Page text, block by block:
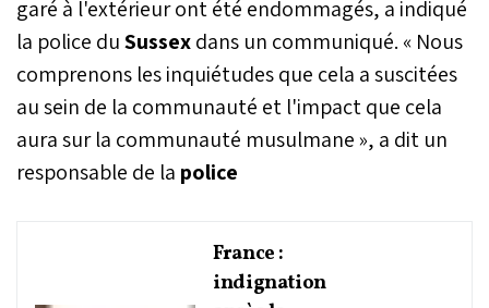
garé à l'extérieur ont été endommagés, a indiqué
la police duSussexdans un communiqué. « Nous
comprenons les inquiétudes que cela a suscitées
au sein de la communauté et l'impact que cela
aura sur la communauté musulmane », a dit un
responsable de la police
France :
indignation